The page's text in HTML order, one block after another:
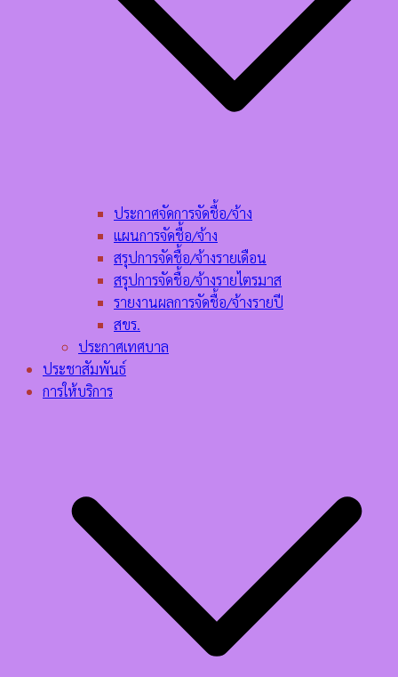
ประกาศจัดการจัดชื้อ/จ้าง
แผนการจัดชื้อ/จ้าง
สรุปการจัดชื้อ/จ้างรายเดือน
สรุปการจัดชื้อ/จ้างรายไตรมาส
รายงานผลการจัดชื้อ/จ้างรายปี
สขร.
ประกาศเทศบาล
ประชาสัมพันธ์
การให้บริการ